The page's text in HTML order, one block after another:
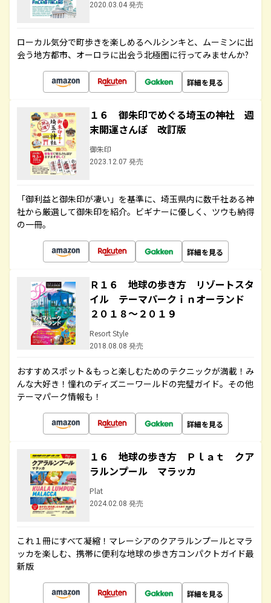
2020.03.04 発売
ローカル気分で町歩きを楽しめるヘルシンキと、ムーミンに出
会う地方都市、オーロラに出会う北極圏に行ってみませんか?
詳細を見る
１６ 御朱印でめぐる埼玉の神社 週
末開運さんぽ 改訂版
御朱印
2023.12.07 発売
「御利益と御朱印が凄い」を基準に、埼玉県内に数千社ある神
社から厳選して御朱印を紹介。ビギナーに優しく、ツウも納得
の一冊。
詳細を見る
Ｒ１６ 地球の歩き方 リゾートスタ
イル テーマパークｉｎオーランド
２０１８～２０１９
Resort Style
2018.08.08 発売
おすすめスポット＆もっと楽しむためのテクニックが満載！み
んな大好き！憧れのディズニーワールドの完璧ガイド。その他
テーマパーク情報も！
詳細を見る
１６ 地球の歩き方 Ｐｌａｔ クア
ラルンプール マラッカ
Plat
2024.02.08 発売
これ１冊にすべて凝縮！マレーシアのクアラルンプールとマラ
ッカを楽しむ、携帯に便利な地球の歩き方コンパクトガイド最
新版
詳細を見る